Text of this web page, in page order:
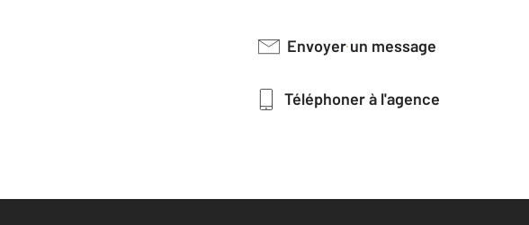
Envoyer un message
Téléphoner à l'agence